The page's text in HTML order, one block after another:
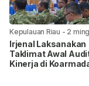
Kepulauan Riau - 2
yang lalu
Irjenal Laksanakan
Taklimat Awal
Kinerja di